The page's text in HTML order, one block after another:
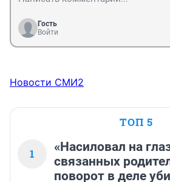
Гость
Войти
Новости СМИ2
ТОП 5
1
«Насиловал на
связанных
поворот в деле